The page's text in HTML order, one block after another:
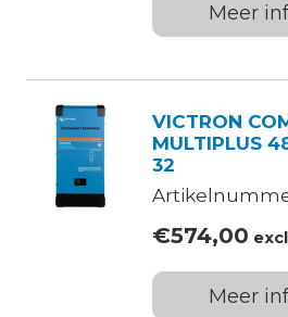
Meer
VICTRON
MULTIPLUS
32
€574,00
Meer